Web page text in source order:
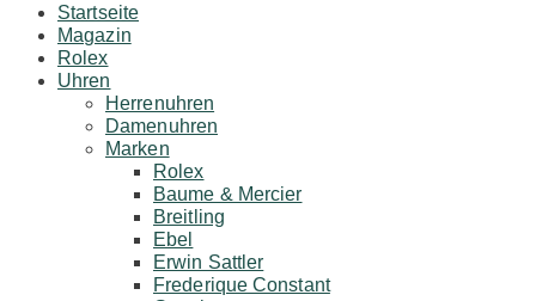
Startseite
Magazin
Rolex
Uhren
Herrenuhren
Damenuhren
Marken
Rolex
Baume & Mercier
Breitling
Ebel
Erwin Sattler
Frederique Constant